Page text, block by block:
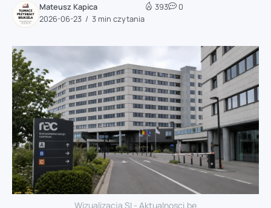
Mateusz Kapica
2026-06-23
3 min czytania
393 0
Wizualizacja SI - Aktualnosci.be